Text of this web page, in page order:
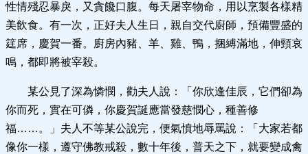
性情殘忍暴戾，又貪饞口腹。每天屠宰物命，用以烹製各樣精
美飲食。有一次，正好夫人生日，親自交代廚師，預備豐盛的
筳席，慶賀一番。廚房內豬、羊、雞、鴨，捆縛滿地，伸頸哀
鳴，都即將被宰殺。
某公見了深為憐憫，勸夫人說：「你欣逢佳辰，它們卻為
你而死，實在可僯，你慶賀誕應當發慈憫心，種善修
福……。」夫人不等某公說完，便氣憤地辱罵說：「大家若都
像你一樣，遵守佛教戒殺，數十年後，普天之下，就要變成禽